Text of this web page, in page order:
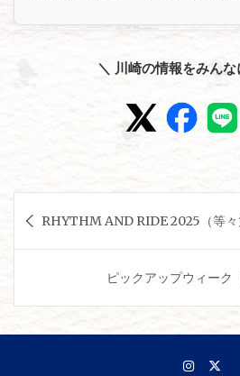
＼ 川崎の情報をみん
稿 RHYTHM AND RIDE 2025（等々
ピックアップウィーク